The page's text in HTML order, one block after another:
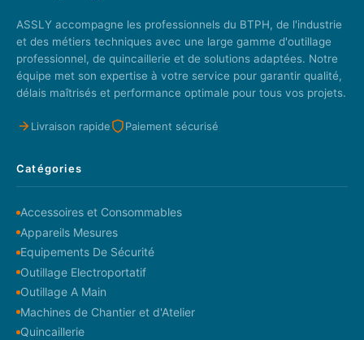
ASSLY accompagne les professionnels du BTPH, de l'industrie
et des métiers techniques avec une large gamme d'outillage
professionnel, de quincaillerie et de solutions adaptées. Notre
équipe met son expertise à votre service pour garantir qualité,
délais maîtrisés et performance optimale pour tous vos projets.
Livraison rapide Paiement sécurisé
Catégories
Accessoires et Consommables
Appareils Mesures
Equipements De Sécurité
Outillage Electroportatif
Outillage A Main
Machines de Chantier et d'Atelier
Quincaillerie